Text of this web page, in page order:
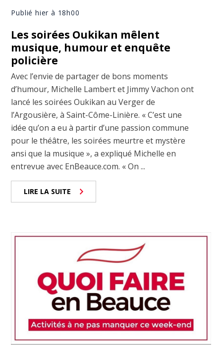
Publié hier à 18h00
Les soirées Oukikan mêlent
musique, humour et enquête
policière
Avec l’envie de partager de bons moments
d’humour, Michelle Lambert et Jimmy Vachon ont
lancé les soirées Oukikan au Verger de
l’Argousière, à Saint-Côme-Linière. « C’est une
idée qu’on a eu à partir d’une passion commune
pour le théâtre, les soirées meurtre et mystère
ansi que la musique », a expliqué Michelle en
entrevue avec EnBeauce.com. « On ...
LIRE LA SUITE